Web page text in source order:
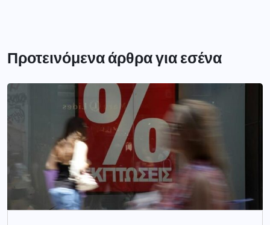
Προτεινόμενα άρθρα για εσένα